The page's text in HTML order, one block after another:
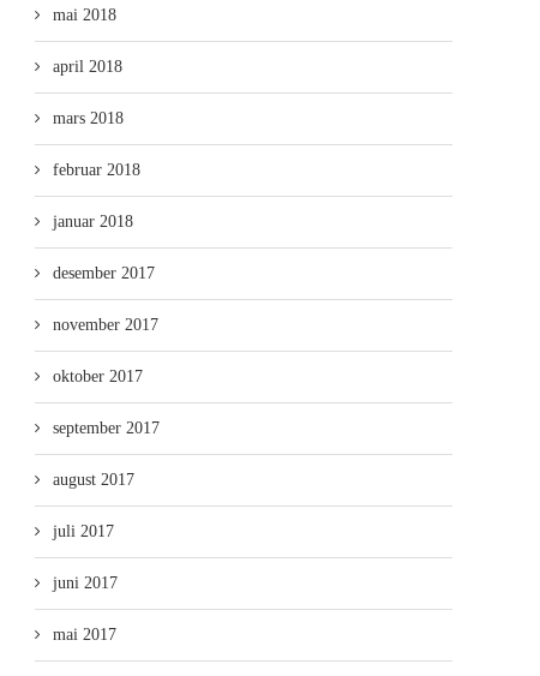
mai 2018
april 2018
mars 2018
februar 2018
januar 2018
desember 2017
november 2017
oktober 2017
september 2017
august 2017
juli 2017
juni 2017
mai 2017